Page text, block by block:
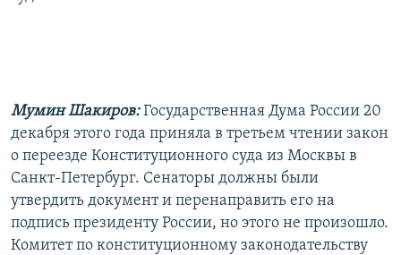
Мумин Шакиров: Государственная Дума России 20
декабря этого года приняла в третьем чтении закон
о переезде Конституционного суда из Москвы в
Санкт-Петербург. Сенаторы должны были
утвердить документ и перенаправить его на
подпись президенту России, но этого не произошло.
Комитет по конституционному законодательству